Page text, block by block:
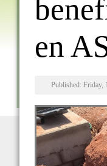
en
Published: Friday,